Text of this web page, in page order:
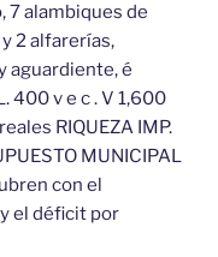
7 alambiques de
2 alfarerías,
aguardiente, é
400 v e c . V 1,600
RIQUEZA IMP.
MUNICIPAL
con el
el déficit por